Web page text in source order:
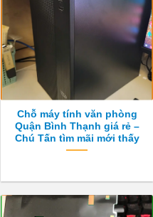
Chỗ máy tính văn phòng
Quận Bình Thạnh giá rẻ –
Chú Tấn tìm mãi mới thấy